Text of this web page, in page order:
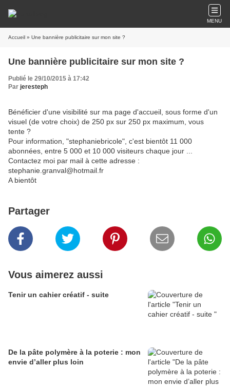
MENU
Accueil » Une bannière publicitaire sur mon site ?
Une bannière publicitaire sur mon site ?
Publié le 29/10/2015 à 17:42
Par jeresteph
Bénéficier d'une visibilité sur ma page d'accueil, sous forme d'un
visuel (de votre choix) de 250 px sur 250 px maximum, vous
tente ?
Pour information, "stephaniebricole", c'est bientôt 11 000
abonnées, entre 5 000 et 10 000 visiteurs chaque jour ...
Contactez moi par mail à cette adresse :
stephanie.granval@hotmail.fr
A bientôt
Partager
Vous aimerez aussi
Tenir un cahier créatif - suite
De la pâte polymère à la poterie : mon
envie d’aller plus loin